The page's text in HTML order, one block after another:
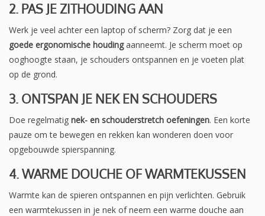
2. PAS JE ZITHOUDING AAN
Werk je veel achter een laptop of scherm? Zorg dat je een
goede ergonomische houdingaanneemt. Je scherm moet op
ooghoogte staan, je schouders ontspannen en je voeten plat
op de grond.
3. ONTSPAN JE NEK EN SCHOUDERS
Doe regelmatig nek- en schouderstretch oefeningen. Een korte
pauze om te bewegen en rekken kan wonderen doen voor
opgebouwde spierspanning.
4. WARME DOUCHE OF WARMTEKUSSEN
Warmte kan de spieren ontspannen en pijn verlichten. Gebruik
een warmtekussen in je nek of neem een warme douche aan